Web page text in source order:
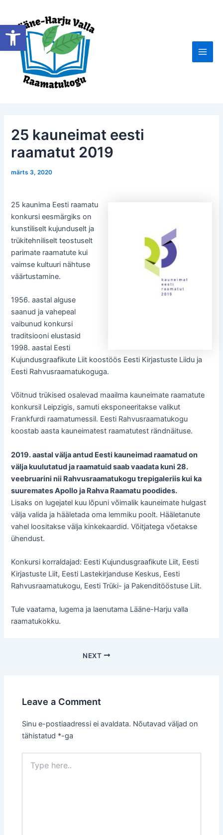
Open toolbar
content
Main
25 kauneimat eesti
raamatut 2019
märts 3, 2020
25 kaunima Eesti raamatu
konkursi eesmärgiks on
kunstiliselt kujunduselt ja
trükitehniliselt teostuselt
parimate raamatute kui
vaimse kultuuri nähtuse
väärtustamine.
1956. aastal alguse
saanud ja vahepeal
vaibunud konkursi
traditsiooni elustasid
1998. aastal Eesti
Kujundusgraafikute Liit koostöös Eesti Kirjastuste Liidu ja
Eesti Rahvusraamatukoguga.
Võitnud trükised osalevad maailma kauneimate raamatute
konkursil Leipzigis, samuti eksponeeritakse valikut
Frankfurdi raamatumessil. Eesti Rahvusraamatukogu
koostab aasta kauneimatest raamatutest rändnäituse.
2019. aastal välja antud Eesti kauneimad raamatud on
välja kuulutatud ja raamatuid saab vaadata kuni 28.
veebruarini nii Rahvusraamatukogu trepigaleriis kui ka
suuremates Apollo ja Rahva Raamatu poodides.
Lisaks on lugejatel kuu lõpuni võimalik kauneimate hulgast
välja valida ja hääletada oma lemmiku poolt. Hääletanute
vahel loositakse välja kinkekaardid. Võitjatega võetakse
ühendust.
Konkursi korraldajad: Eesti Kujundusgraafikute Liit, Eesti
Kirjastuste Liit, Eesti Lastekirjanduse Keskus, Eesti
Rahvusraamatukogu, Eesti Trüki- ja Pakenditööstuse Liit.
Tule vaatama, lugema ja laenutama Lääne-Harju valla
raamatukokku.
NEXT
Leave a Comment
Sinu e-postiaadressi ei avaldata. Nõutavad väljad on
tähistatud *-ga
here..